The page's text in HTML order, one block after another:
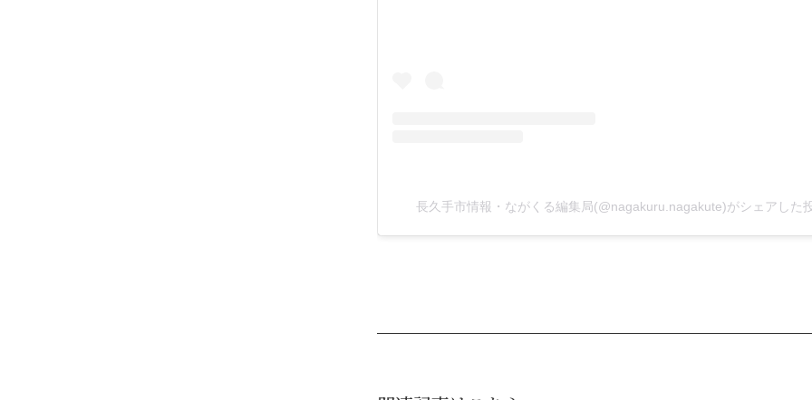
長久手市情報・ながくる編集局(@nagakuru.nagakute)がシェアした